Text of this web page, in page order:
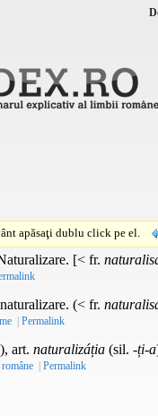
apăsaţi dublu click pe el.
[< fr.
naturalizare. (< fr.
| Permalink
), art. naturalizáția (sil. -ți-a
| Permalink